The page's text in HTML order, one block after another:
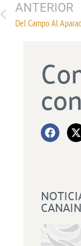
ANTERIOR
Del Campo Al